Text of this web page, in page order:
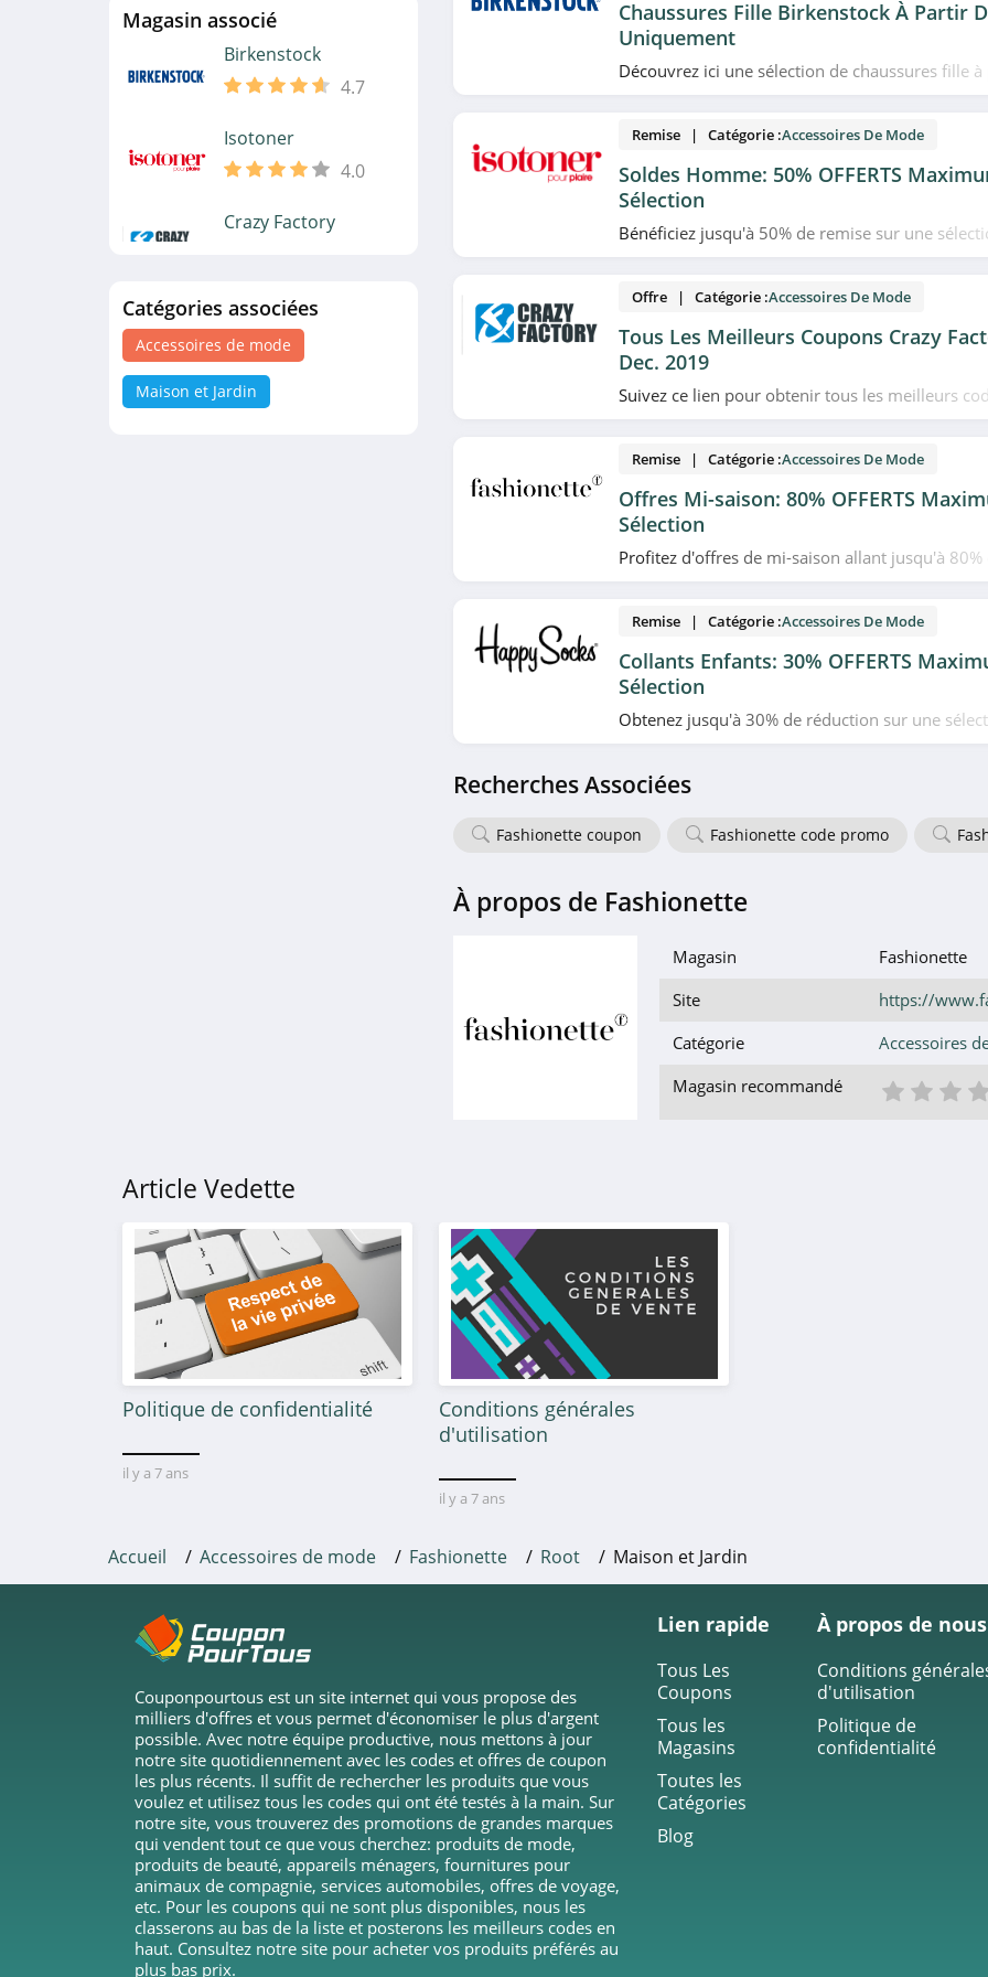
Magasin associé
Birkenstock
4.7
Isotoner
4.0
Crazy Factory
Fashionette
Happy Socks
Avosdim
4.0
Lapeyre
Euroshopping
Klarstein
Raja
Quincaillerie
4.6
Materiel Electrique
4.7
CASA
4.5
Catégories associées
Accessoires de mode
Maison et Jardin
Chaussures Fille Birkenstock À Partir
Uniquement
Découvrez ici une sélection de chaussures fille
Remise | Catégorie :Accessoires De Mode
Soldes Homme: 50% OFFERTS
Sélection
Bénéficiez jusqu'à 50% de remise sur une
Offre | Catégorie :Accessoires De Mode
Tous Les Meilleurs Coupons Crazy
Dec. 2019
Suivez ce lien pour obtenir tous les meilleurs
Remise | Catégorie :Accessoires De Mode
Offres Mi-saison: 80% OFFERTS
Sélection
Profitez d'offres de mi-saison allant jusqu'à
Remise | Catégorie :Accessoires De Mode
Collants Enfants: 30% OFFERTS
Sélection
Obtenez jusqu'à 30% de réduction sur une
Recherches Associées
Fashionette coupon Fashionette code promo
À propos de Fashionette
Magasin
Fashionette
Site
https://
Catégorie
Accessoires
Magasin recommandé
2
1
Article Vedette
Politique de confidentialité
il y a 7 ans
Conditions générales
d'utilisation
il y a 7 ans
Accueil Accessoires de mode Fashionette Root Maison et Jardin
Couponpourtous est un site internet qui vous propose des
milliers d'offres et vous permet d'économiser le plus d'argent
possible. Avec notre équipe productive, nous mettons à jour
notre site quotidiennement avec les codes et offres de coupon
les plus récents. Il suffit de rechercher les produits que vous
voulez et utilisez tous les codes qui ont été testés à la main. Sur
notre site, vous trouverez des promotions de grandes marques
qui vendent tout ce que vous cherchez: produits de mode,
produits de beauté, appareils ménagers, fournitures pour
animaux de compagnie, services automobiles, offres de voyage,
etc. Pour les coupons qui ne sont plus disponibles, nous les
classerons au bas de la liste et posterons les meilleurs codes en
haut. Consultez notre site pour acheter vos produits préférés au
plus bas prix.
Lien rapide
Tous Les
Coupons
Tous les
Magasins
Toutes les
Catégories
Blog
À propos de nous
Conditions
d'utilisation
Politique de
confidentialité